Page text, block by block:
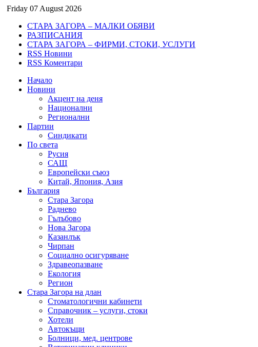
Friday 07 August 2026
СТАРА ЗАГОРА – МАЛКИ ОБЯВИ
РАЗПИСАНИЯ
СТАРА ЗАГОРА – ФИРМИ, СТОКИ, УСЛУГИ
RSS Новини
RSS Коментари
Начало
Новини
Акцент на деня
Национални
Регионални
Партии
Синдикати
По света
Русия
САЩ
Европейски съюз
Китай, Япония, Азия
България
Стара Загора
Раднево
Гълъбово
Нова Загора
Казанлък
Чирпан
Социално осигуряване
Здравеопазване
Екология
Регион
Стара Загора на длан
Стоматологични кабинети
Справочник – услуги, стоки
Хотели
Автокъщи
Болници, мед. центрове